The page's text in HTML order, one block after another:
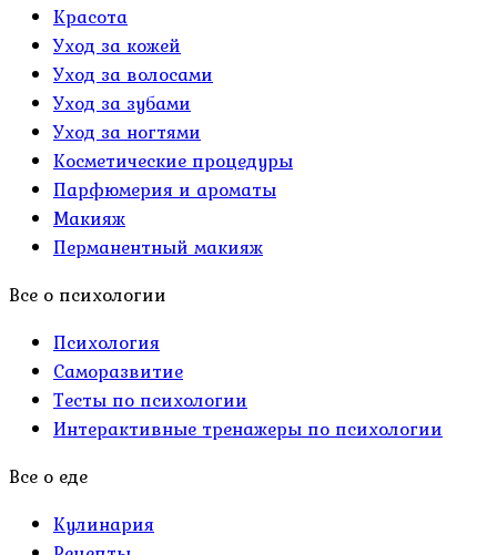
Красота
Уход за кожей
Уход за волосами
Уход за зубами
Уход за ногтями
Косметические процедуры
Парфюмерия и ароматы
Макияж
Перманентный макияж
Все о психологии
Психология
Саморазвитие
Тесты по психологии
Интерактивные тренажеры по психологии
Все о еде
Кулинария